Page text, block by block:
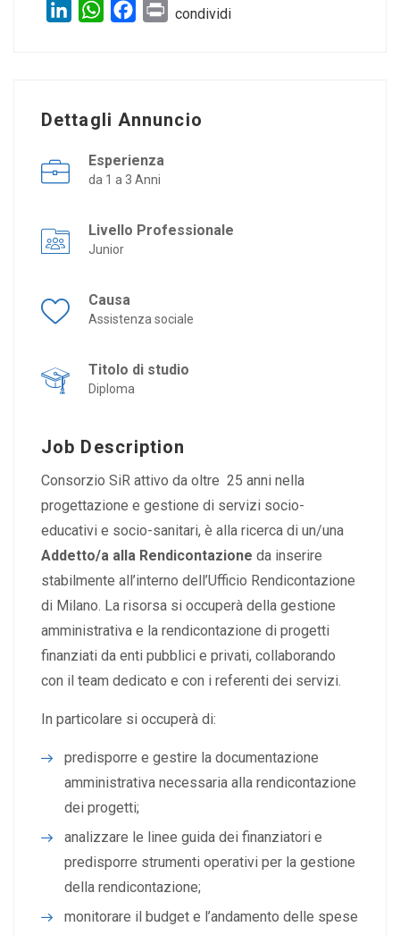
LinkedInWhatsAppFacebook
Print
condividi
Dettagli Annuncio
Esperienza
da 1 a 3 Anni
Livello Professionale
Junior
Causa
Assistenza sociale
Titolo di studio
Diploma
Job Description
Consorzio SiR attivo da oltre 25 anni nella
progettazione e gestione di servizi socio-
educativi e socio-sanitari, è alla ricerca di un/una
Addetto/a alla Rendicontazione da inserire
stabilmente all’interno dell’Ufficio Rendicontazione
di Milano. La risorsa si occuperà della gestione
amministrativa e la rendicontazione di progetti
finanziati da enti pubblici e privati, collaborando
con il team dedicato e con i referenti dei servizi.
In particolare si occuperà di:
predisporre e gestire la documentazione
amministrativa necessaria alla rendicontazione
dei progetti;
analizzare le linee guida dei finanziatori e
predisporre strumenti operativi per la gestione
della rendicontazione;
monitorare il budget e l’andamento delle spese